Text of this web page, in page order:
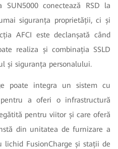
SUN5000 conectează RSD la
siguranța proprietății, ci și
AFCI este declanșată când
realiza și combinația SSLD
și siguranța personalului.
poate integra un sistem cu
a oferi o infrastructură
pentru viitor și care oferă
din unitatea de furnizare a
FusionCharge și stații de